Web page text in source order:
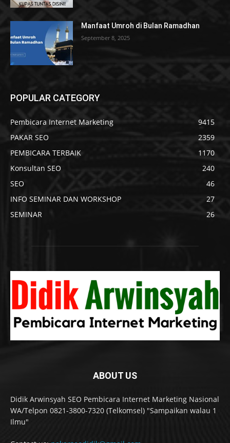
Manfaat Umroh di Bulan Ramadhan
September 8, 2025
POPULAR CATEGORY
Pembicara Internet Marketing
9415
PAKAR SEO
2359
PEMBICARA TERBAIK
1170
Konsultan SEO
240
SEO
46
INFO SEMINAR DAN WORKSHOP
27
SEMINAR
26
ABOUT US
Didik Arwinsyah SEO Pembicara Internet Marketing Nasional
WA/Telpon 0821-3800-7320 (Telkomsel) "Sampaikan walau 1
Ilmu"